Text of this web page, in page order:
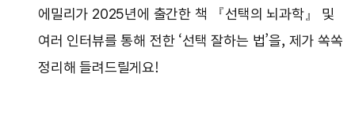
에밀리가 2025년에 출간한 책 『선택의 뇌과학』 및
여러 인터뷰를 통해 전한 ‘선택 잘하는 법’을, 제가 쏙쏙
정리해 들려드릴게요!